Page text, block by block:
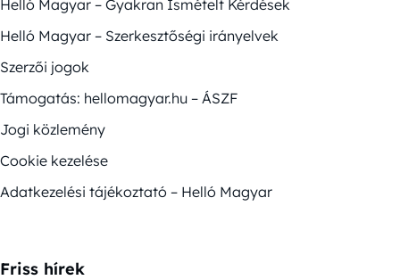
Helló Magyar – Gyakran Ismételt Kérdések
Helló Magyar – Szerkesztőségi irányelvek
Szerzői jogok
Támogatás: hellomagyar.hu – ÁSZF
Jogi közlemény
Cookie kezelése
Adatkezelési tájékoztató – Helló Magyar
Friss hírek